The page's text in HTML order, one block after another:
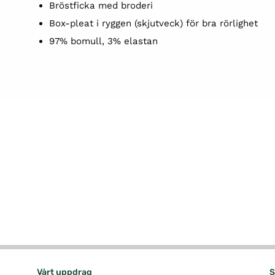
Bröstficka med broderi
Box-pleat i ryggen (skjutveck) för bra rörlighet
97% bomull, 3% elastan
Vårt uppdrag